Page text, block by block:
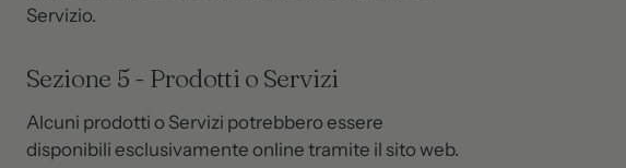
Servizio.
Sezione 5 - Prodotti o Servizi
Alcuni prodotti o Servizi potrebbero essere
disponibili esclusivamente online tramite il sito web.